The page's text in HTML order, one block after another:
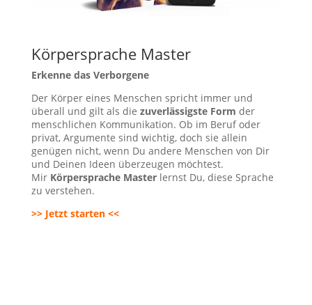
Körpersprache Master
Erkenne das Verborgene
Der Körper eines Menschen spricht immer und
überall und gilt als die zuverlässigste Form der
menschlichen Kommunikation. Ob im Beruf oder
privat, Argumente sind wichtig, doch sie allein
genügen nicht, wenn Du andere Menschen von Dir
und Deinen Ideen überzeugen möchtest.
Mir Körpersprache Masterlernst Du, diese Sprache
zu verstehen.
>> Jetzt starten <<